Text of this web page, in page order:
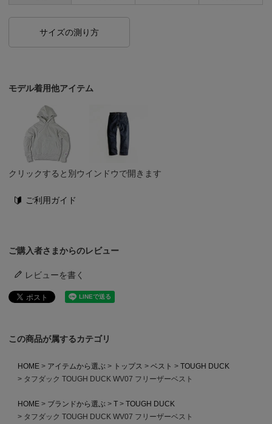
サイズの測り方
モデル着用他アイテム
クリックすると別ウインドウで開きます
ご利用ガイド
ご購入者さまからのレビュー
レビューを書く
この商品が属するカテゴリ
HOME アイテムから選ぶ トップス ベスト
TOUGH DUCK
タフダック TOUGH DUCK WV07 フリーザーベスト
HOME ブランドから選ぶ T
TOUGH DUCK
タフダック TOUGH DUCK WV07 フリーザーベスト